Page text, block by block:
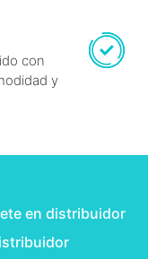
con
y
en distribuidor